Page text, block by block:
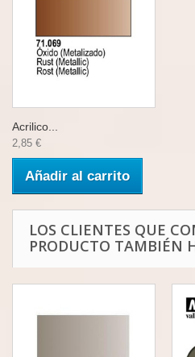
Acrilico...
2,85 €
Añadir al carrito
LOS CLIENTES QUE
PRODUCTO TAMBIÉN